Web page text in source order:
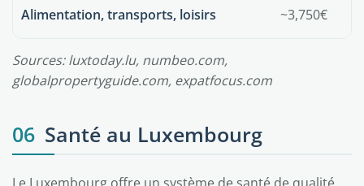
Alimentation, transports, loisirs ~3,750€
Sources: luxtoday.lu, numbeo.com,
globalpropertyguide.com, expatfocus.com
06 Santé au Luxembourg
Le Luxembourg offre un système de santé de qualité,